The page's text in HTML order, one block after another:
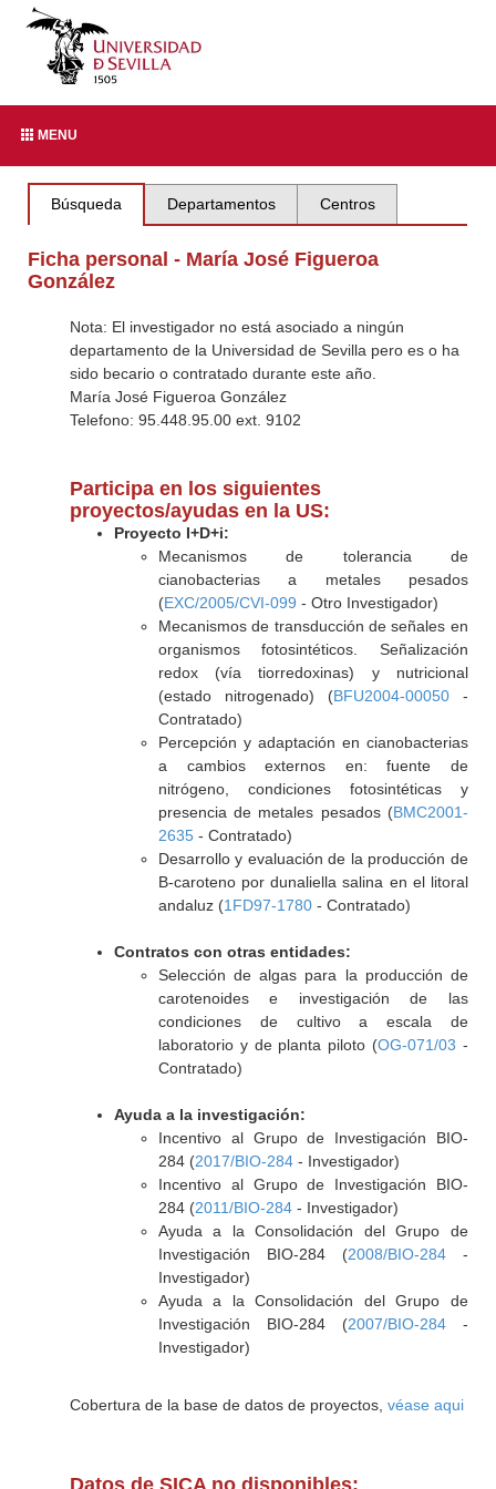
MENU
Búsqueda Departamentos Centros
Ficha personal - María José Figueroa
González
Nota: El investigador no está asociado a ningún
departamento de la Universidad de Sevilla pero es o ha
sido becario o contratado durante este año.
María José Figueroa González
Telefono: 95.448.95.00 ext. 9102
Participa en los siguientes
proyectos/ayudas en la US:
Proyecto I+D+i:
Mecanismos de tolerancia de
cianobacterias a metales pesados
(EXC/2005/CVI-099 - Otro Investigador)
Mecanismos de transducción de señales en
organismos fotosintéticos. Señalización
redox (vía tiorredoxinas) y nutricional
(estado nitrogenado) (BFU2004-00050-
Contratado)
Percepción y adaptación en cianobacterias
a cambios externos en: fuente de
nitrógeno, condiciones fotosintéticas y
presencia de metales pesados (BMC2001-
2635- Contratado)
Desarrollo y evaluación de la producción de
B-caroteno por dunaliella salina en el litoral
andaluz (1FD97-1780- Contratado)
Contratos con otras entidades:
Selección de algas para la producción de
carotenoides e investigación de las
condiciones de cultivo a escala de
laboratorio y de planta piloto (OG-071/03 -
Contratado)
Ayuda a la investigación:
Incentivo al Grupo de Investigación BIO-
284 (2017/BIO-284- Investigador)
Incentivo al Grupo de Investigación BIO-
284 (2011/BIO-284- Investigador)
Ayuda a la Consolidación del Grupo de
Investigación BIO-284 (2008/BIO-284-
Investigador)
Ayuda a la Consolidación del Grupo de
Investigación BIO-284 (2007/BIO-284-
Investigador)
Cobertura de la base de datos de proyectos, véase aqui
Datos de SICA no disponibles: